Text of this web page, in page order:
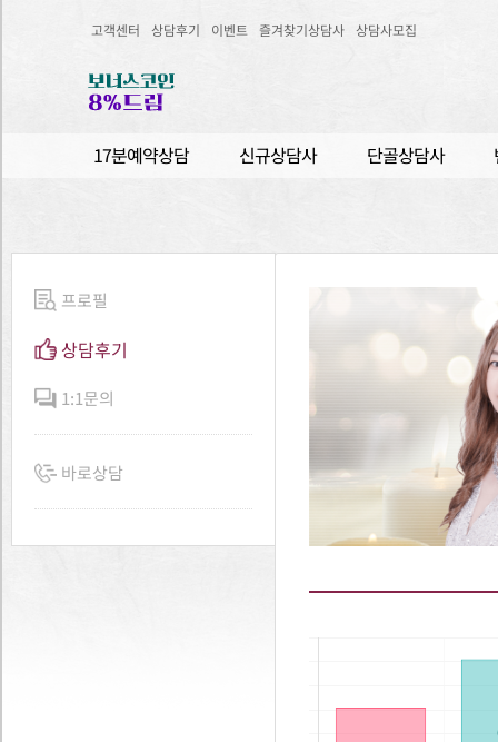
고객센터 상담후기 이벤트 즐겨찾기상담사 상담사모집
17분예약상담 신규상담사 단골상담사
프로필
상담후기
1:1문의
바로상담